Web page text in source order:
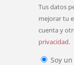
Tus datos
mejorar tu
cuenta y
privacidad.
Soy